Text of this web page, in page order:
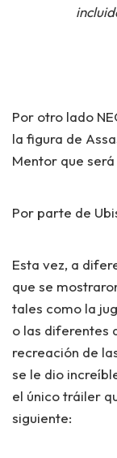
Por otro lado
la figura de
Mentor que
Por parte de
Esta vez, a
que se
tales como la
o las diferentes
recreación de
se le dio
el único tráiler
siguiente: